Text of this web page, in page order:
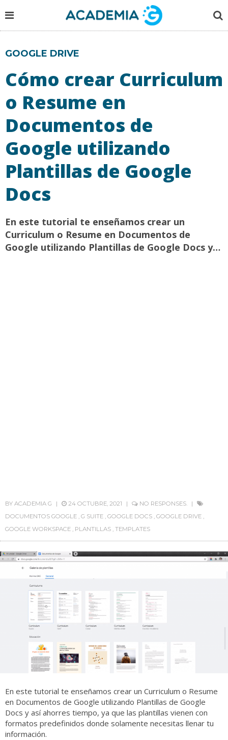
GOOGLE DRIVE
Cómo crear Curriculum
o Resume en
Documentos de
Google utilizando
Plantillas de Google
Docs
En este tutorial te enseñamos crear un
Curriculum o Resume en Documentos de
Google utilizando Plantillas de Google Docs y…
BY ACADEMIA G 24 OCTUBRE, 2021
NO RESPONSES.
DOCUMENTOS GOOGLE , G SUITE , GOOGLE DOCS , GOOGLE DRIVE ,
GOOGLE WORKSPACE , PLANTILLAS , TEMPLATES
En este tutorial te enseñamos crear un Curriculum o Resume
en Documentos de Google utilizando Plantillas de Google
Docs y así ahorres tiempo, ya que las plantillas vienen con
formatos predefinidos donde solamente necesitas llenar tu
información.